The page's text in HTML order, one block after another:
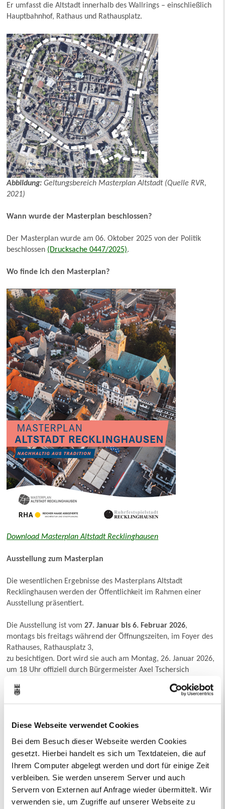
Diese Webseite verwendet Cookies
Bei dem Besuch dieser Webseite werden Cookies
gesetzt. Hierbei handelt es sich um Textdateien, die auf
Ihrem Computer abgelegt werden und dort für einige Zeit
verbleiben. Sie werden unserem Server und auch
Servern von Externen auf Anfrage wieder übermittelt. Wir
verwenden sie, um Zugriffe auf unserer Webseite zu
Er umfasst die Altstadt innerhalb des Wallrings – einschließlich
Hauptbahnhof, Rathaus und Rathausplatz.
Abbildung:Geltungsbereich Masterplan Altstadt (Quelle RVR,
2021)
Wann wurde der Masterplan beschlossen?
Der Masterplan wurde am 06. Oktober 2025 von der Politik
beschlossen (Drucksache 0447/2025).
Wo finde ich den Masterplan?
Download Masterplan Altstadt Recklinghausen
Ausstellung zum Masterplan
Die wesentlichen Ergebnisse des Masterplans Altstadt
Recklinghausen werden der Öffentlichkeit im Rahmen einer
Ausstellung präsentiert.
Die Ausstellung ist vom27. Januar bis 6. Februar 2026,
montags bis freitags während der Öffnungszeiten, im Foyer des
Rathauses, Rathausplatz 3,
zu besichtigen. Dort wird sie auch am Montag, 26. Januar 2026,
um 18 Uhr offiziell durch Bürgermeister Axel Tschersich
die Öffentlichkeit, die Politik sowie Interessierte sind dazu
herzlich eingeladen.
Haben Sie Fragen?
darüber wissen möchten, können Sie sich an die Abteilung
Stadtentwicklungsplanung wenden.
Kontaktformular: